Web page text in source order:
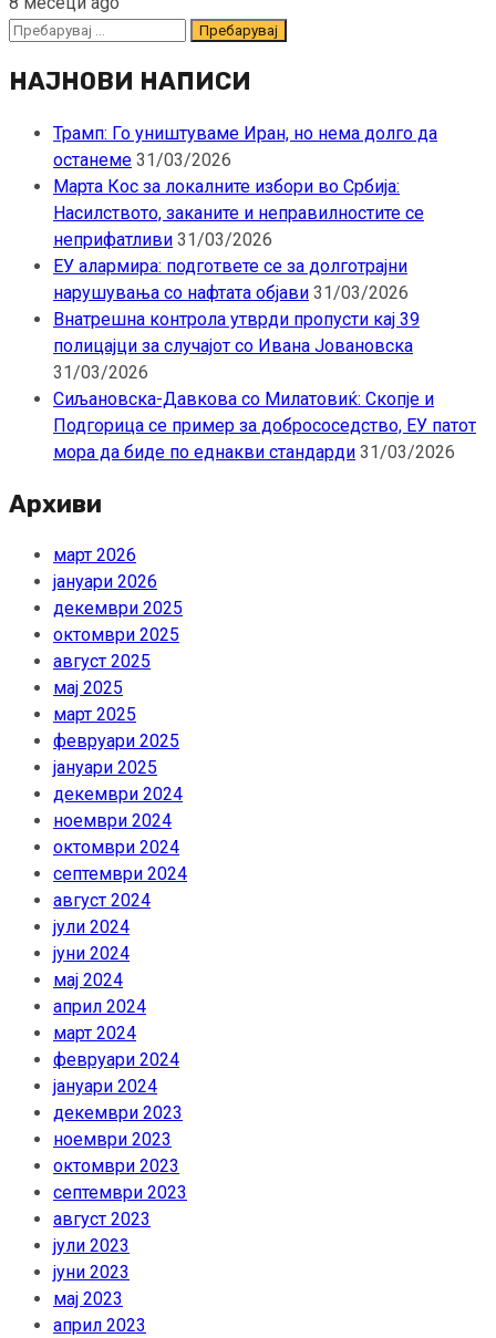
Пребарувај
НАЈНОВИ НАПИСИ
Трамп: Го уништуваме Иран, но нема долго да
останеме 31/03/2026
Марта Кос за локалните избори во Србија:
Насилството, заканите и неправилностите се
неприфатливи 31/03/2026
ЕУ алармира: подгответе се за долготрајни
нарушувања со нафтата објави 31/03/2026
Внатрешна контрола утврди пропусти кај 39
полицајци за случајот со Ивана Јовановска
31/03/2026
Сиљановска-Давкова со Милатовиќ: Скопје и
Подгорица се пример за добрососедство, ЕУ патот
мора да биде по еднакви стандарди 31/03/2026
Архиви
март 2026
јануари 2026
декември 2025
октомври 2025
август 2025
мај 2025
март 2025
февруари 2025
јануари 2025
декември 2024
ноември 2024
октомври 2024
септември 2024
август 2024
јули 2024
јуни 2024
мај 2024
април 2024
март 2024
февруари 2024
јануари 2024
декември 2023
ноември 2023
октомври 2023
септември 2023
август 2023
јули 2023
јуни 2023
мај 2023
април 2023